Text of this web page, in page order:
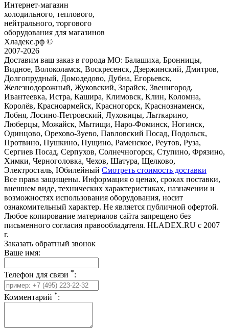
Интернет-магазин
холодильного, теплового,
нейтрального, торгового
оборудования для магазинов
Хладекс.рф ©
2007-2026
Доставим ваш заказ в города МО: Балашиха, Бронницы,
Видное, Волоколамск, Воскресенск, Дзержинский, Дмитров,
Долгопрудный, Домодедово, Дубна, Егорьевск,
Железнодорожный, Жуковский, Зарайск, Звенигород,
Ивантеевка, Истра, Кашира, Климовск, Клин, Коломна,
Королёв, Красноармейск, Красногорск, Краснознаменск,
Лобня, Лосино-Петровский, Луховицы, Лыткарино,
Люберцы, Можайск, Мытищи, Наро-Фоминск, Ногинск,
Одинцово, Орехово-Зуево, Павловский Посад, Подольск,
Протвино, Пушкино, Пущино, Раменское, Реутов, Руза,
Сергиев Посад, Серпухов, Солнечногорск, Ступино, Фрязино,
Химки, Черноголовка, Чехов, Шатура, Щелково,
Электросталь, Юбилейный Смотреть стоимость доставки
Все права защищены. Информация о ценах, сроках поставки,
внешнем виде, технических характеристиках, назначении и
возможностях использования оборудования, носит
ознакомительный характер. Не является публичной офертой.
Любое копирование материалов сайта запрещено без
письменного согласия правообладателя. HLADEX.RU c 2007
г.
Заказать обратный звонок
Ваше имя:
Телефон для связи *:
Комментарий *: